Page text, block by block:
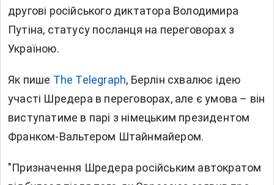
другові російського диктатора Володимира
Путіна, статусу посланця на переговорах з
Україною.
Як пише The Telegraph, Берлін схвалює ідею
участі Шредера в переговорах, але є умова – він
виступатиме в парі з німецьким президентом
Франком-Вальтером Штайнмайером.
"Призначення Шредера російським автократом